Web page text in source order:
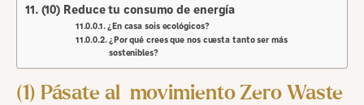
(10) Reduce tu consumo de energía
¿En casa sois ecológicos?
¿Por qué crees que nos cuesta tanto ser más
sostenibles?
(1) Pásate al movimiento Zero Waste